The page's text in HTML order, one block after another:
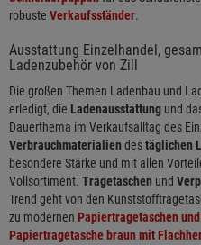
robuste Verkaufsständer.
Ausstattung Einzelhandel,
Ladenzubehör von Zill
Die großen Themen Ladenbau und
erledigt, die Ladenausstattung und
Dauerthema im Verkaufsalltag des
Verbrauchmaterialien destäglichen
besondere Stärke und mit allen
Vollsortiment. Tragetaschen und
Trend geht von den
zu modernen Papiertragetaschen
Papiertragetasche braun mit